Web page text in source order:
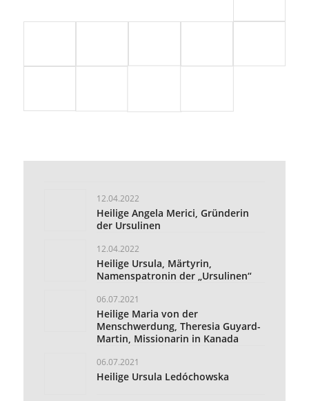
12.04.2022
12.04.2022
Heilige Ursula, Märtyrin,
06.07.2021
Heilige Maria von der
Martin, Missionarin in Kanada
06.07.2021
Heilige Ursula Ledóchowska
06.07.2021